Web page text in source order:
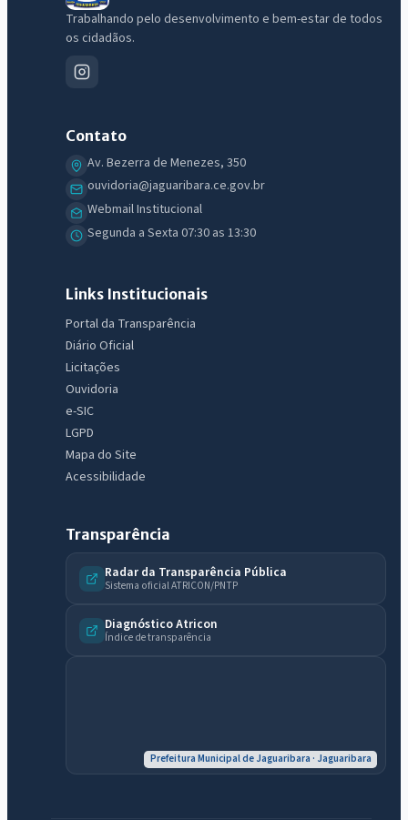
Trabalhando pelo desenvolvimento e bem-estar de todos
os cidadãos.
Contato
Av. Bezerra de Menezes, 350
ouvidoria@jaguaribara.ce.gov.br
Webmail Institucional
Segunda a Sexta 07:30 as 13:30
Links Institucionais
Portal da Transparência
Diário Oficial
Licitações
Ouvidoria
e-SIC
LGPD
Mapa do Site
Acessibilidade
Transparência
Radar da Transparência Pública
Sistema oficial ATRICON/PNTP
Diagnóstico Atricon
Índice de transparência
Prefeitura Municipal de Jaguaribara · Jaguaribara
Assistente do Portal
Olá. Pergunte sobre serviços, notícias, legislação, Diário Oficial,
licitações, estrutura ou transparência do município.
Licitações abertas Carta de serviços